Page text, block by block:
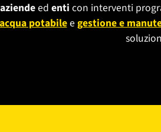
aziendeed enti con interventi
potabilee gestione e